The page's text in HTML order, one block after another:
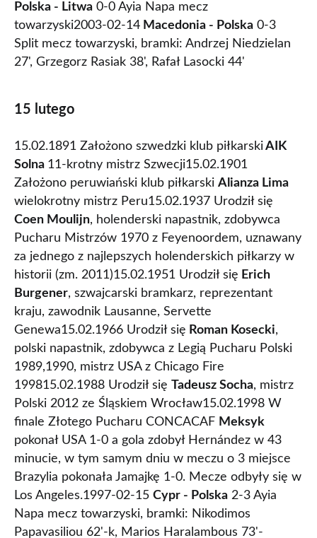
Polska - Litwa 0-0 Ayia Napa mecz
towarzyski2003-02-14 Macedonia - Polska 0-3
Split mecz towarzyski, bramki: Andrzej Niedzielan
27', Grzegorz Rasiak 38', Rafał Lasocki 44'
15 lutego
15.02.1891 Założono szwedzki klub piłkarskiAIK
Solna 11-krotny mistrz Szwecji15.02.1901
Założono peruwiański klub piłkarski Alianza Lima
wielokrotny mistrz Peru15.02.1937 Urodził się
Coen Moulijn, holenderski napastnik, zdobywca
Pucharu Mistrzów 1970 z Feyenoordem, uznawany
za jednego z najlepszych holenderskich piłkarzy w
historii (zm. 2011)15.02.1951 Urodził się Erich
Burgener, szwajcarski bramkarz, reprezentant
kraju, zawodnik Lausanne, Servette
Genewa15.02.1966 Urodził się Roman Kosecki,
polski napastnik, zdobywca z Legią Pucharu Polski
1989,1990, mistrz USA z Chicago Fire
199815.02.1988 Urodził się Tadeusz Socha, mistrz
Polski 2012 ze Śląskiem Wrocław15.02.1998 W
finale Złotego Pucharu CONCACAF Meksyk
pokonał USA 1-0 a gola zdobył Hernández w 43
minucie, w tym samym dniu w meczu o 3 miejsce
Brazylia pokonała Jamajkę 1-0. Mecze odbyły się w
Los Angeles.1997-02-15 Cypr - Polska 2-3 Ayia
Napa mecz towarzyski, bramki: Nikodimos
Papavasiliou 62'-k, Marios Haralambous 73'-